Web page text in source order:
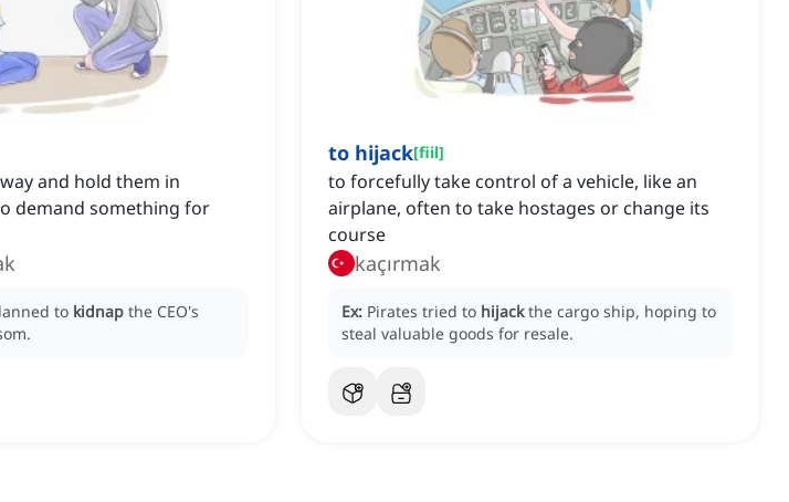
and hold them in
demand something for
to kidnap the CEO's
to hijack[fiil]
to forcefully take control of a vehicle, like an
airplane, often to take hostages or change its
course
kaçırmak
Ex: Pirates tried to hijack the cargo ship, hoping to
steal valuable goods for resale.